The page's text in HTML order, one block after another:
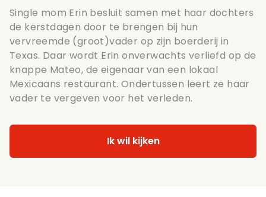
Single mom Erin besluit samen met haar dochters
de kerstdagen door te brengen bij hun
vervreemde (groot)vader op zijn boerderij in
Texas. Daar wordt Erin onverwachts verliefd op de
knappe Mateo, de eigenaar van een lokaal
Mexicaans restaurant. Ondertussen leert ze haar
vader te vergeven voor het verleden.
Ik wil kijken